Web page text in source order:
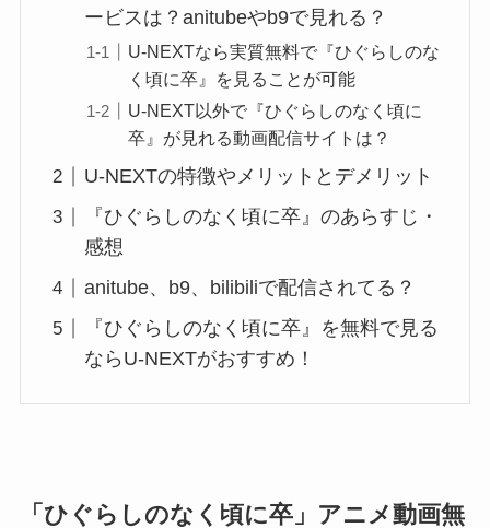
ービスは？anitubeやb9で見れる？
U-NEXTなら実質無料で『ひぐらしのな
く頃に卒』を見ることが可能
U-NEXT以外で『ひぐらしのなく頃に
卒』が見れる動画配信サイトは？
U-NEXTの特徴やメリットとデメリット
『ひぐらしのなく頃に卒』のあらすじ・
感想
anitube、b9、bilibiliで配信されてる？
『ひぐらしのなく頃に卒』を無料で見る
ならU-NEXTがおすすめ！
「ひぐらしのなく頃に卒」アニメ動画無